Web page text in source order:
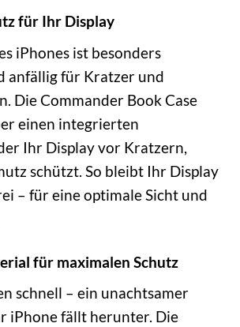
für Ihr Display
iPhones ist besonders
anfällig für Kratzer und
Die Commander Book Case
einen integrierten
Ihr Display vor Kratzern,
schützt. So bleibt Ihr Display
– für eine optimale Sicht und
für maximalen Schutz
schnell – ein unachtsamer
iPhone fällt herunter. Die